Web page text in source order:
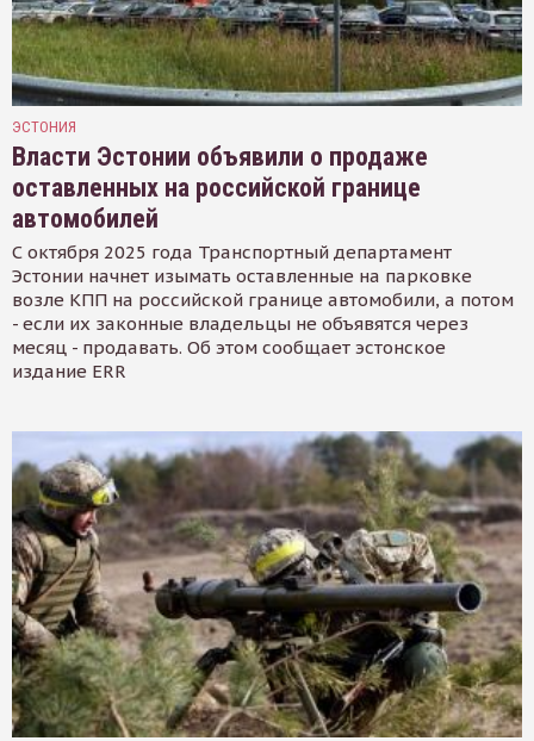
ЭСТОНИЯ
Власти Эстонии объявили о продаже
оставленных на российской границе
автомобилей
С октября 2025 года Транспортный департамент
Эстонии начнет изымать оставленные на парковке
возле КПП на российской границе автомобили, а потом
- если их законные владельцы не объявятся через
месяц - продавать. Об этом сообщает эстонское
издание ERR